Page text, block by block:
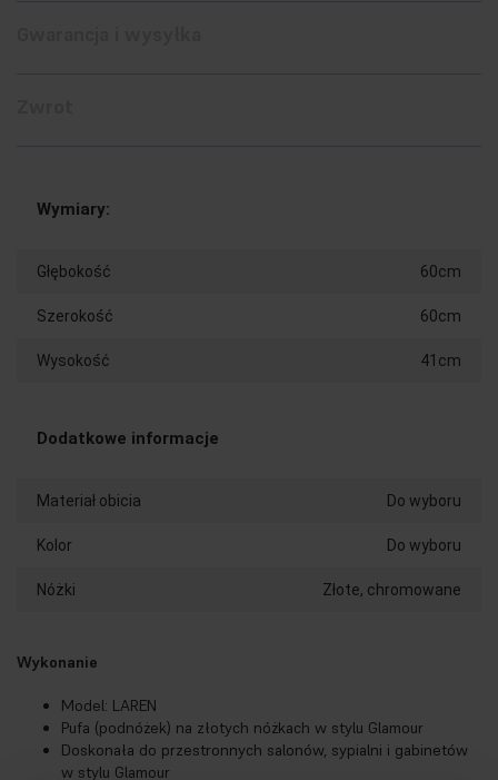
Wymiary:
Głębokość 60cm
Szerokość 60cm
Wysokość 41cm
Dodatkowe informacje
Materiał obicia Do wyboru
Kolor Do wyboru
Nóżki Złote, chromowane
Wykonanie
Model: LAREN
Pufa (podnóżek) na złotych nóżkach w stylu Glamour
Doskonała do przestronnych salonów, sypialni i gabinetów
w stylu Glamour